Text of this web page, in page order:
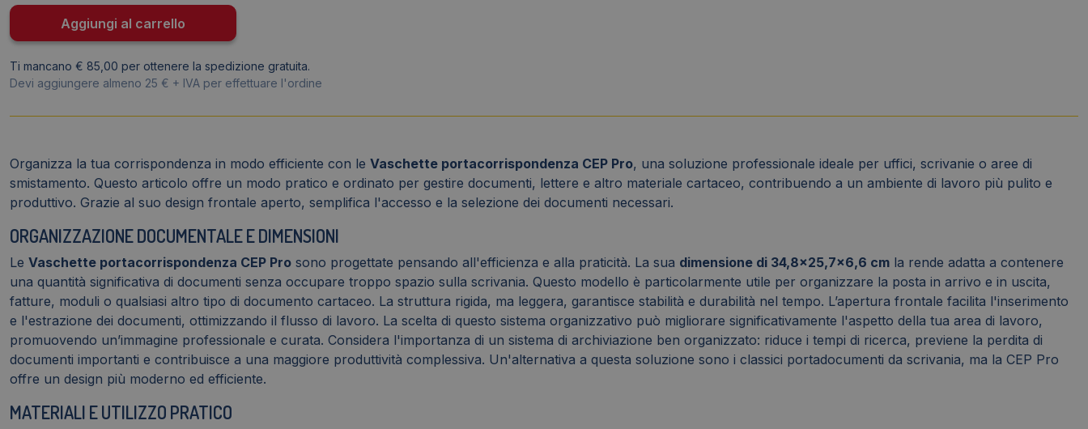
Aggiungi al carrello
Ti mancano € 85,00 per ottenere la spedizione gratuita.
Devi aggiungere almeno 25 € + IVA per effettuare l'ordine
Organizza la tua corrispondenza in modo efficiente con le Vaschette portacorrispondenza CEP Pro, una soluzione professionale ideale per uffici, scrivanie o aree di
smistamento. Questo articolo offre un modo pratico e ordinato per gestire documenti, lettere e altro materiale cartaceo, contribuendo a un ambiente di lavoro più pulito e
produttivo. Grazie al suo design frontale aperto, semplifica l'accesso e la selezione dei documenti necessari.
ORGANIZZAZIONE DOCUMENTALE E DIMENSIONI
Le Vaschette portacorrispondenza CEP Pro sono progettate pensando all'efficienza e alla praticità. La sua dimensione di 34,8x25,7x6,6 cm la rende adatta a contenere
una quantità significativa di documenti senza occupare troppo spazio sulla scrivania. Questo modello è particolarmente utile per organizzare la posta in arrivo e in uscita,
fatture, moduli o qualsiasi altro tipo di documento cartaceo. La struttura rigida, ma leggera, garantisce stabilità e durabilità nel tempo. L’apertura frontale facilita l'inserimento
e l'estrazione dei documenti, ottimizzando il flusso di lavoro. La scelta di questo sistema organizzativo può migliorare significativamente l'aspetto della tua area di lavoro,
promuovendo un’immagine professionale e curata. Considera l'importanza di un sistema di archiviazione ben organizzato: riduce i tempi di ricerca, previene la perdita di
documenti importanti e contribuisce a una maggiore produttività complessiva. Un'alternativa a questa soluzione sono i classici portadocumenti da scrivania, ma la CEP Pro
offre un design più moderno ed efficiente.
MATERIALI E UTILIZZO PRATICO